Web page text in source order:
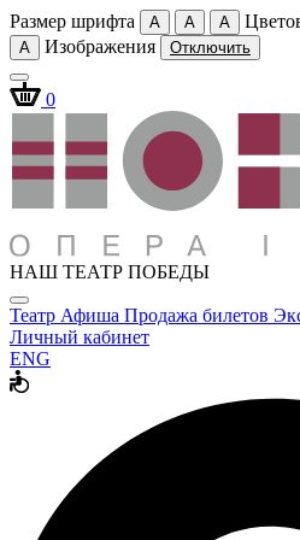
Размер шрифта A A A
A
Изображения Отключить
0
НАШ ТЕАТР ПОБЕДЫ
Театр Афиша Продажа билетов
Личный кабинет
ENG